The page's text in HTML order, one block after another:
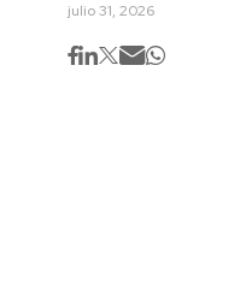
julio 31, 2026